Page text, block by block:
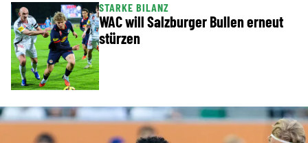
STARKE BILANZ
WAC will Salzburger Bullen erneut
stürzen